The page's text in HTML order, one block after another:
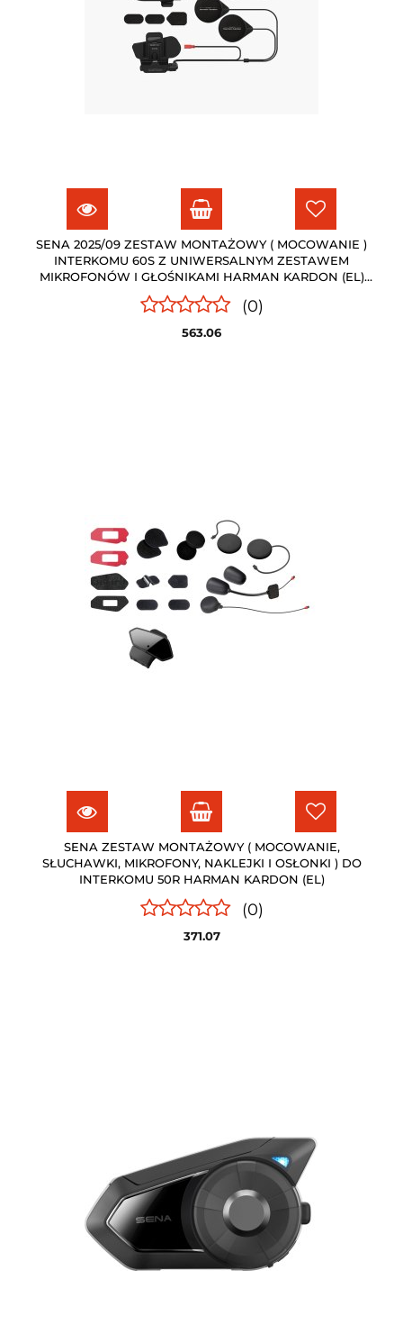
SENA 2025/09 ZESTAW MONTAŻOWY ( MOCOWANIE )
INTERKOMU 60S Z UNIWERSALNYM ZESTAWEM
MIKROFONÓW I GŁOŚNIKAMI HARMAN KARDON (EL)
SENA
(0)
563.06
SENA ZESTAW MONTAŻOWY ( MOCOWANIE,
SŁUCHAWKI, MIKROFONY, NAKLEJKI I OSŁONKI ) DO
INTERKOMU 50R HARMAN KARDON (EL)
(0)
371.07